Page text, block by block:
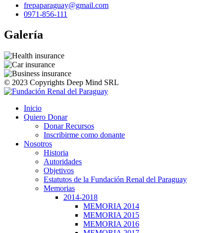
frepaparaguay@gmail.com
0971-856-111
Galería
© 2023 Copyrights Deep Mind SRL
Inicio
Quiero Donar
Donar Recursos
Inscribirme como donante
Nosotros
Historia
Autoridades
Objetivos
Estatutos de la Fundación Renal del Paraguay
Memorias
2014-2018
MEMORIA 2014
MEMORIA 2015
MEMORIA 2016